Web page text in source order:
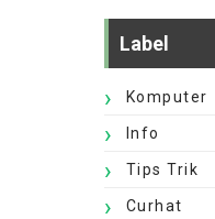
Label
Komputer
Info
Tips Trik
Curhat